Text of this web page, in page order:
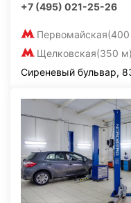
+7 (495) 021-25-26
Первомайская
Щелковская(350 м)
Сиреневый бульвар,